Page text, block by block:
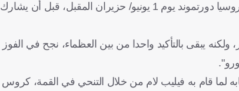
ويخوض كروس آخر مباراة له رفقة ريال مدريد في نهائي دوري أبطال أوروبا أمام بوروسيا دورتموند يوم 1 يونيو/ حزيران المقبل، قبل أن يشارك
يبقى بالتأكيد واحدا من بين العظماء، نجح في الفوز
الوقت الصحيح، والأمر مشابه لما قام به فيليب لام من خلال التنحي في القمة، كروس